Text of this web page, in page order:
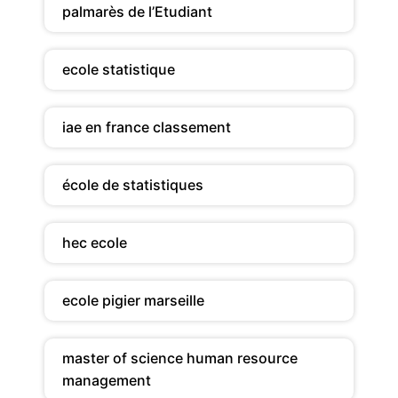
palmarès de l’Etudiant
ecole statistique
iae en france classement
école de statistiques
hec ecole
ecole pigier marseille
master of science human resource
management